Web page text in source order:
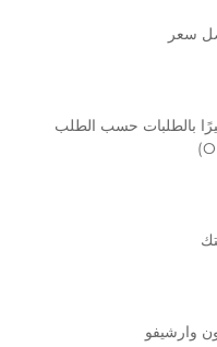
سعر
بالطلبات حسب الطلب